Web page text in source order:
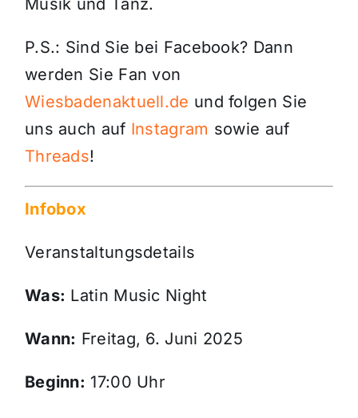
Musik und Tanz.
P.S.: Sind Sie bei Facebook? Dann
werden Sie Fan von
Wiesbadenaktuell.de und folgen Sie
uns auch auf Instagram sowie auf
Threads!
Infobox
Veranstaltungsdetails
Was: Latin Music Night
Wann: Freitag, 6. Juni 2025
Beginn: 17:00 Uhr